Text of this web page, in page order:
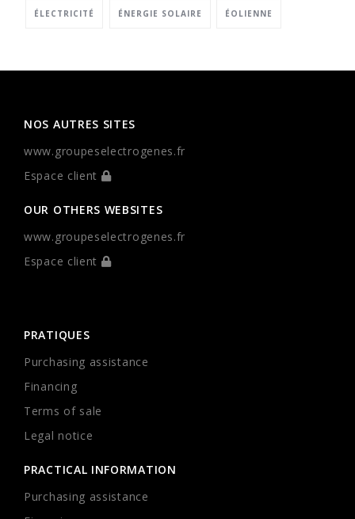
ÉLECTRICITÉ ÉNERGIE SOLAIRE ÉOLIENNE
NOS AUTRES SITES
www.groupeselectrogenes.fr
Espace client
OUR OTHERS WEBSITES
www.groupeselectrogenes.fr
Espace client
PRATIQUES
Purchasing assistance
Financing
Terms of sale
Legal notice
PRACTICAL INFORMATION
Purchasing assistance